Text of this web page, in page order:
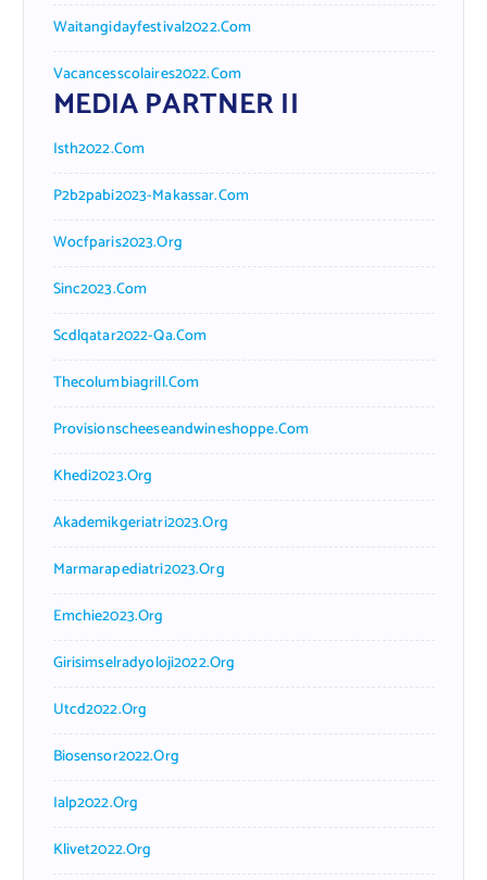
Waitangidayfestival2022.com
Vacancesscolaires2022.com
MEDIA PARTNER II
Isth2022.com
P2b2pabi2023-Makassar.com
Wocfparis2023.org
Sinc2023.com
Scdlqatar2022-Qa.com
Thecolumbiagrill.com
Provisionscheeseandwineshoppe.com
Khedi2023.org
Akademikgeriatri2023.org
Marmarapediatri2023.org
Emchie2023.org
Girisimselradyoloji2022.org
Utcd2022.org
Biosensor2022.org
Ialp2022.org
Klivet2022.org